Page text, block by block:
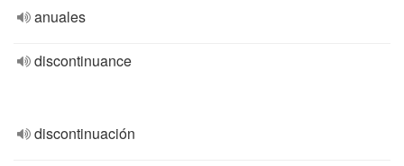
anuales
discontinuance
discontinuación